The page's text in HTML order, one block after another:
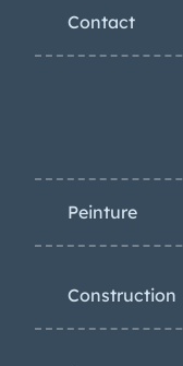
Contact
Peinture
Construction